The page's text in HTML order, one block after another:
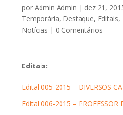
por Admin Admin | dez 21,
Temporária, Destaque, Editais,
Notícias | 0 Comentários
Editais:
Edital 005-2015 – DIVERSOS
Edital 006-2015 – PROFESSOR